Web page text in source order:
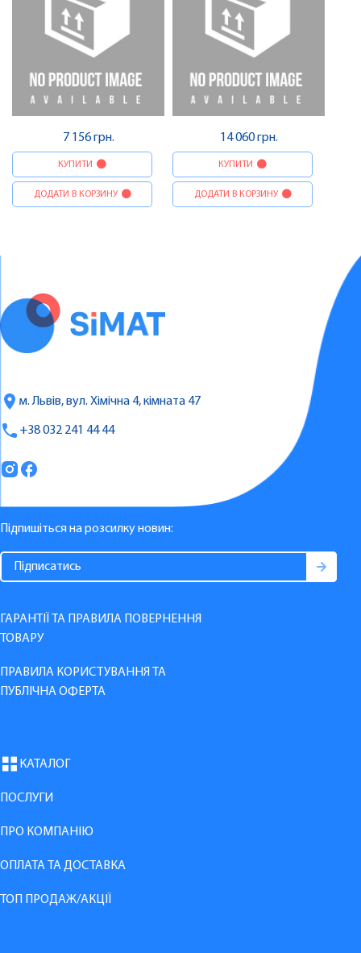
7 156 грн.
КУПИТИ
ДОДАТИ В КОРЗИНУ
14 060 грн.
КУПИТИ
ДОДАТИ В КОРЗИНУ
м. Львів, вул. Хімічна 4, кімната 47
+38 032 241 44 44
Підпишіться на розсилку новин:
ГАРАНТІЇ ТА ПРАВИЛА ПОВЕРНЕННЯ
ТОВАРУ
ПРАВИЛА КОРИСТУВАННЯ ТА
ПУБЛІЧНА ОФЕРТА
КАТАЛОГ
ПОСЛУГИ
ПРО КОМПАНІЮ
ОПЛАТА ТА ДОСТАВКА
ТОП ПРОДАЖ/АКЦІЇ